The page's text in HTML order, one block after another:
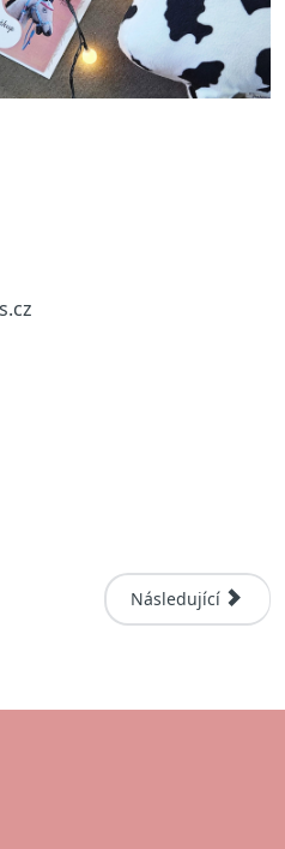
Osobních ÚdajůDalší Článek:
Následující